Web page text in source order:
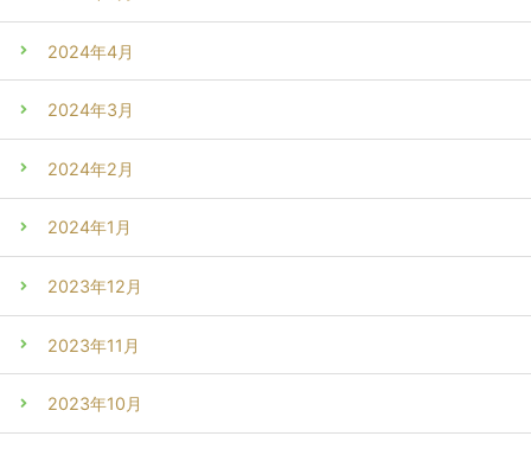
2024年4月
2024年3月
2024年2月
2024年1月
2023年12月
2023年11月
2023年10月